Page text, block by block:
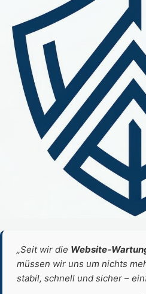
„Seit wir die
müssen wir uns um nichts
stabil, schnell und sicher –